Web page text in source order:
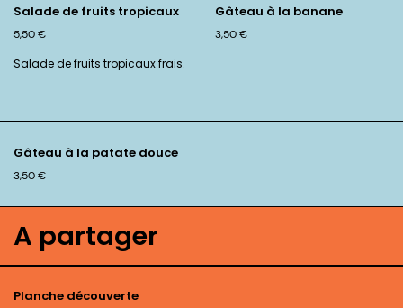
Salade de fruits tropicaux
5,50€
Salade de fruits tropicaux frais.
Gâteau à la banane
3,50€
Gâteau à la patate douce
3,50€
A partager
Planche découverte